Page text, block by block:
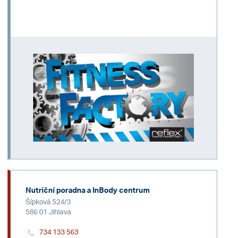
Nutriční poradna a InBody centrum
Šípková 524/3
586 01 Jihlava
734 133 563